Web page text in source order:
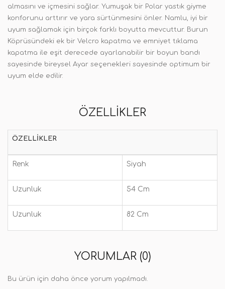
almasını ve içmesini sağlar. Yumuşak bir Polar yastık giyme
konforunu arttırır ve yara sürtünmesini önler. Namlu, iyi bir
uyum sağlamak için birçok farklı boyutta mevcuttur. Burun
Köprüsündeki ek bir Velcro kapatma ve emniyet tıklama
kapatma ile eşit derecede ayarlanabilir bir boyun bandı
sayesinde bireysel Ayar seçenekleri sayesinde optimum bir
uyum elde edilir.
ÖZELLIKLER
ÖZELLIKLER
Renk Siyah
Uzunluk 54 Cm
Uzunluk 82 Cm
YORUMLAR (0)
Bu ürün için daha önce yorum yapılmadı.